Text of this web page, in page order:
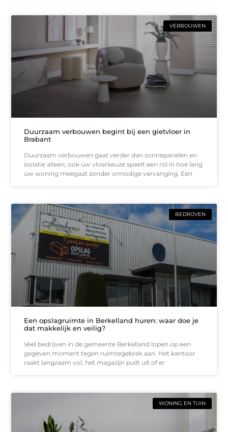
VERBOUWEN
Duurzaam verbouwen begint bij een gietvloer in
Brabant
Duurzaam verbouwen gaat verder dan zonnepanelen en
isolatie alleen; ook uw vloerkeuze speelt een rol in hoe lang
uw woning meegaat zonder onnodige vervanging. Een
BEDRIJVEN
Een opslagruimte in Berkelland huren: waar doe je
dat makkelijk en veilig?
Veel bedrijven in de gemeente Berkelland lopen op een
gegeven moment tegen ruimtegebrek aan. Het kantoor
raakt langzaam vol, het magazijn puilt uit of er
WONING EN TUIN